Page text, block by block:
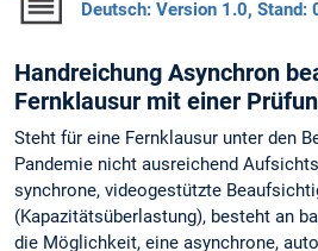
Deutsch: Version 1.0, Stand:
Handreichung Asynchron
Fernklausur mit einer
Steht für eine Fernklausur unter den
Pandemie nicht ausreichend
synchrone, videogestützte
(Kapazitätsüberlastung), besteht an
die Möglichkeit, eine asynchrone,